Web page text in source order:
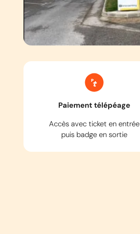
Paiement télépéage
Accès avec ticket en entrée
puis badge en sortie